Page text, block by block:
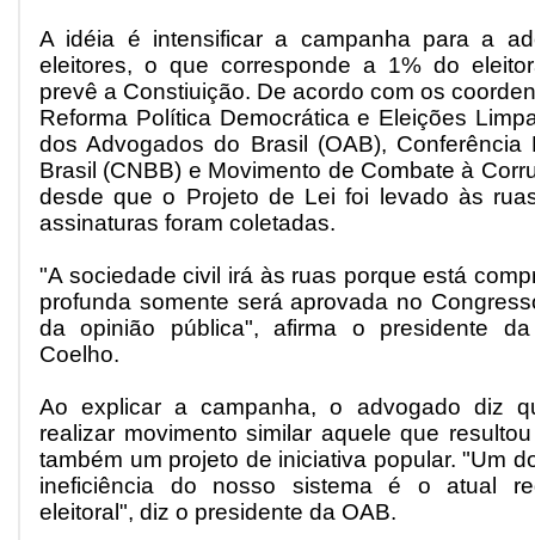
A idéia é intensificar a campanha para a
eleitores, o que corresponde a 1% do
prevê a Constiuição. De acordo com os
Reforma Política Democrática e Eleições
dos Advogados do Brasil (OAB),
Brasil (CNBB) e Movimento de Combate à
desde que o Projeto de Lei foi levado às
assinaturas foram coletadas.
"A sociedade civil irá às ruas porque está
profunda somente será aprovada no
da opinião pública", afirma o presidente
Coelho.
Ao explicar a campanha, o advogado diz
realizar movimento similar aquele que
também um projeto de iniciativa popular. "Um
ineficiência do nosso sistema é o atual
eleitoral", diz o presidente da OAB.